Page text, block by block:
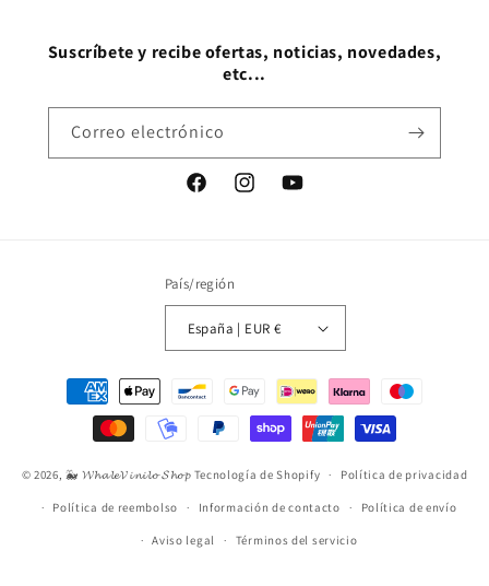
Suscríbete y recibe ofertas, noticias, novedades,
etc...
Correo electrónico
FacebookInstagramYouTube
País/región
España | EUR €
Formas
© 2026,🐳 𝓦𝓱𝓪𝓵𝓮𝓥𝓲𝓷𝓲𝓵𝓸 𝓢𝓱𝓸𝓹 Tecnología de Shopify Política de privacidad
Política de reembolso Información de contacto Política de envío
Aviso legal Términos del servicio